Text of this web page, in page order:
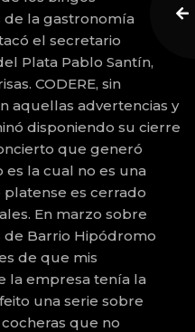
de la gastronomía
el secretario
Plata Pablo Santín,
CODERE, sin
aquellas advertencias y
disponiendo su cierre
que generó
la cual no es una
es cerrado
En marzo sobre
de Barrio Hipódromo
de que mis
la empresa tenía la
una serie sobre
que no